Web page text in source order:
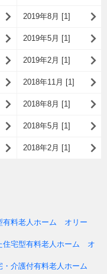
2019年8月 [1]
2019年5月 [1]
2019年2月 [1]
2018年11月 [1]
2018年8月 [1]
2018年5月 [1]
2018年2月 [1]
有料老人ホーム オリー
住宅型有料老人ホーム オ
・介護付有料老人ホーム